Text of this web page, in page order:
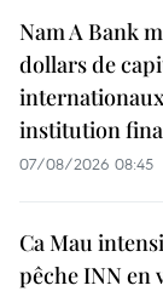
Nam A Bank
dollars de
institution
07/08/2026 08:45
Ca Mau
pêche INN en